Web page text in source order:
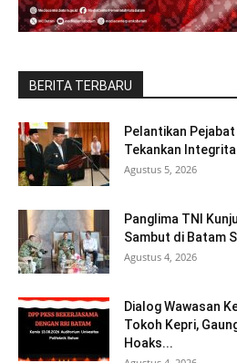
BERITA TERBARU
Pelantikan
Tekankan
Agustus 5, 2026
Panglima TNI
Sambut di Batam
Agustus 4, 2026
Dialog Wawasan
Tokoh Kepri,
Hoaks...